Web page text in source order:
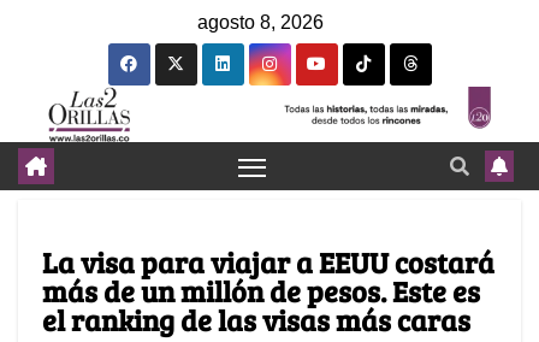
agosto 8, 2026
La visa para viajar a EEUU costará
más de un millón de pesos. Este es
el ranking de las visas más caras